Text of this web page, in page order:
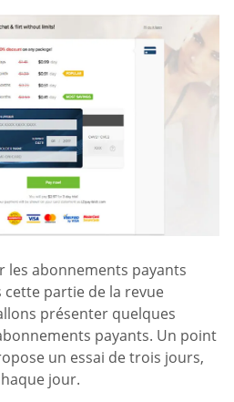
les abonnements payants
cette partie de la revue
présenter quelques
payants. Un point
un essai de trois jours,
jour.